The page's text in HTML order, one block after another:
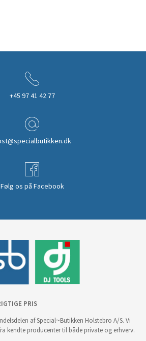
+45 97 41 42 77
Følg os på Facebook
PRIS
af Special~Butikken Holstebro A/S. Vi
kendte producenter til både private og erhverv.